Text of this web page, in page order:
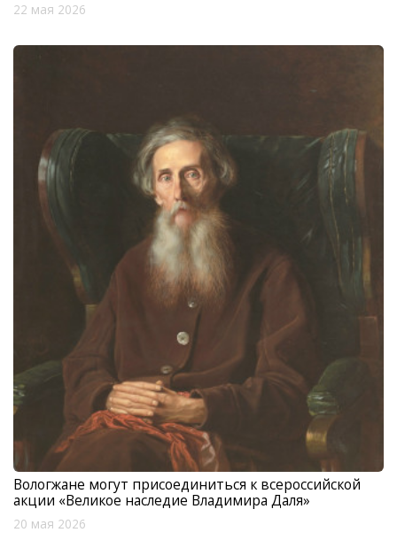
22 мая 2026
Вологжане могут присоединиться к всероссийской
акции «Великое наследие Владимира Даля»
20 мая 2026